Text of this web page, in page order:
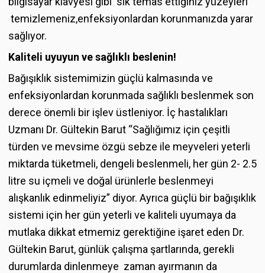
temizlemeniz,enfeksiyonlardan korunmanızda yarar
sağlıyor.
Kaliteli uyuyun ve sağlıklı beslenin!
Bağışıklık sistemimizin güçlü kalmasında ve
enfeksiyonlardan korunmada sağlıklı beslenmek son
derece önemli bir işlev üstleniyor. İç hastalıkları
Uzmanı Dr. Gültekin Barut “Sağlığımız için çeşitli
türden ve mevsime özgü sebze ile meyveleri yeterli
miktarda tüketmeli, dengeli beslenmeli, her gün 2- 2.5
litre su içmeli ve doğal ürünlerle beslenmeyi
alışkanlık edinmeliyiz” diyor. Ayrıca güçlü bir bağışıklık
sistemi için her gün yeterli ve kaliteli uyumaya da
mutlaka dikkat etmemiz gerektiğine işaret eden Dr.
Gültekin Barut, günlük çalışma şartlarında, gerekli
durumlarda dinlenmeye zaman ayırmanın da